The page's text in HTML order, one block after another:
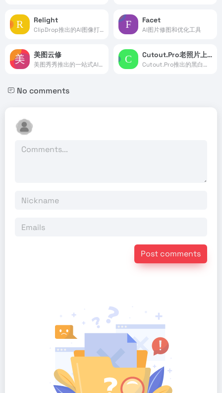
Relight
ClipDrop推出的AI图像打光工具
Facet
AI图片修图和优化工具
美图云修
美图秀秀推出的一站式AI智能修图软件
Cutout.Pro老照片上色
Cutout.Pro推出的黑白图片上色
No comments
Post comments